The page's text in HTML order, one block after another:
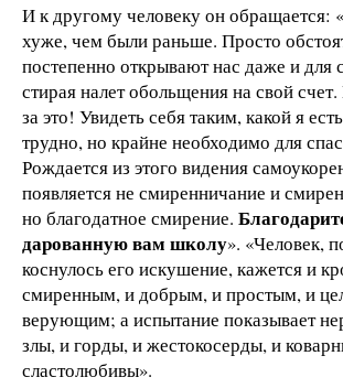
И к другому человеку он обращается:
хуже, чем были раньше. Просто
постепенно открывают нас даже и для
стирая налет обольщения на свой
за это! Увидеть себя таким, какой я
трудно, но крайне необходимо для
Рождается из этого видения
появляется не смиренничание и
но благодатное смирение.
дарованную вам школу». «Человек,
коснулось его искушение, кажется и
смиренным, и добрым, и простым, и
верующим; а испытание показывает
злы, и горды, и жестокосерды, и
сластолюбивы».